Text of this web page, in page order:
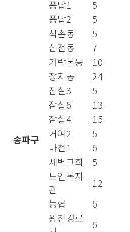
송파구
풍납1 5
풍납2
5
석촌동
5
삼전동
7
가락본동
10
장지동
24
잠실3
5
잠실6
13
잠실4
15
거여2
5
마천1
6
새벽교회
5
노인복지
관
12
농협
6
왕천경로
6